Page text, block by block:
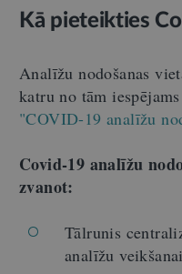
Kā pieteikties
Analīžu nodošanas
katru no tām
"COVID-19 analīžu
Covid-19 analīžu
zvanot:
Tālrunis
analīžu